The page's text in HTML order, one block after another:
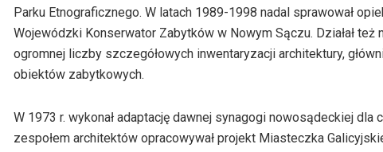
Parku Etnograficznego. W latach 1989-1998 nadal sprawował
Wojewódzki Konserwator Zabytków w Nowym Sączu. Działał
ogromnej liczby szczegółowych inwentaryzacji architektury,
obiektów zabytkowych.
W 1973 r. wykonał adaptację dawnej synagogi nowosądeckiej
zespołem architektów opracowywał projekt Miasteczka